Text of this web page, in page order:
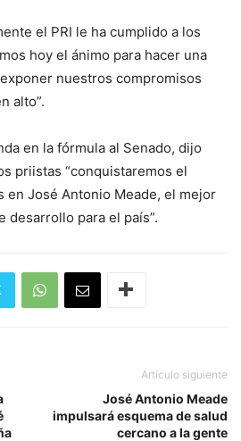
el PRI le ha cumplido a los
hoy el ánimo para hacer una
nuestros compromisos
alto”.
en la fórmula al Senado, dijo
priistas “conquistaremos el
José Antonio Meade, el mejor
desarrollo para el país”.
Artículo siguiente
José Antonio Meade
impulsará esquema de salud
cercano a la gente